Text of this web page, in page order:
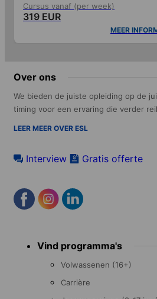
Cursus vanaf (per week)
319 EUR
MEER
Over ons
We bieden de juiste opleiding op de
timing voor een ervaring die verder
LEER MEER OVER ESL
Interview Gratis offerte
menuVind programma's
Volwassenen (16+)
Carrière